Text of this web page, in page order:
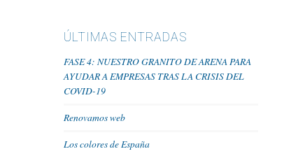
ÚLTIMAS ENTRADAS
FASE 4: NUESTRO GRANITO DE ARENA PARA
AYUDAR A EMPRESAS TRAS LA CRISIS DEL
COVID-19
Renovamos web
Los colores de España